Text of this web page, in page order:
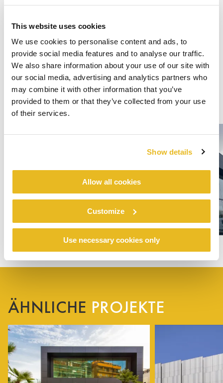
This website uses cookies
We use cookies to personalise content and ads, to
provide social media features and to analyse our traffic.
We also share information about your use of our site with
our social media, advertising and analytics partners who
may combine it with other information that you’ve
provided to them or that they’ve collected from your use
of their services.
Show details
Allow all cookies
Customize
Use necessary cookies only
ÄHNLICHE PROJEKTE